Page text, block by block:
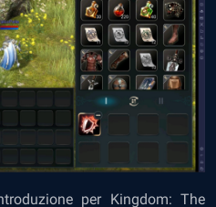
per Kingdom: The